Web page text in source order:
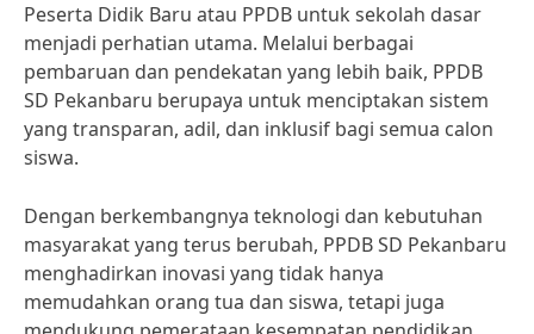
Peserta Didik Baru atau PPDB untuk sekolah dasar
menjadi perhatian utama. Melalui berbagai
pembaruan dan pendekatan yang lebih baik, PPDB
SD Pekanbaru berupaya untuk menciptakan sistem
yang transparan, adil, dan inklusif bagi semua calon
siswa.
Dengan berkembangnya teknologi dan kebutuhan
masyarakat yang terus berubah, PPDB SD Pekanbaru
menghadirkan inovasi yang tidak hanya
memudahkan orang tua dan siswa, tetapi juga